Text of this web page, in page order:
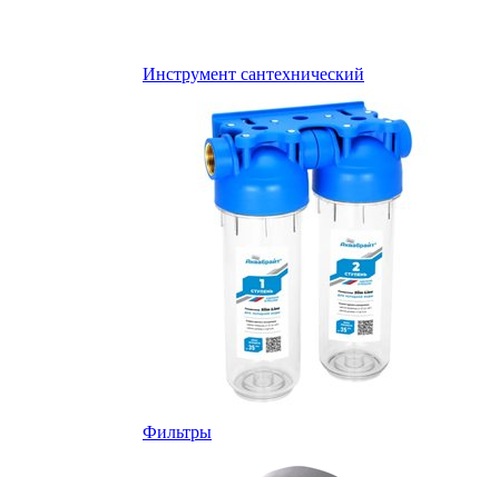
Инструмент сантехнический
Фильтры